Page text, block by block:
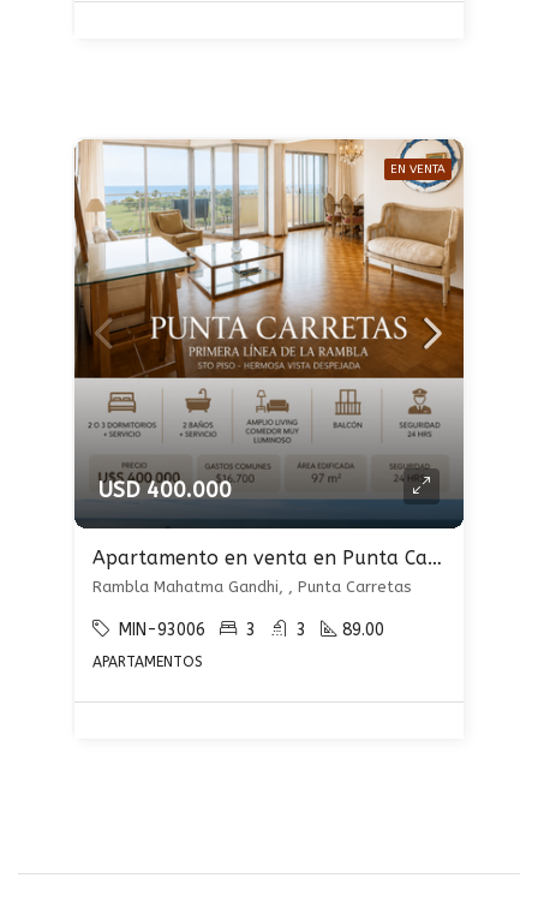
EN VENTA
USD 400.000
Apartamento en venta en Punta Carretas
Rambla Mahatma Gandhi, , Punta Carretas
MIN-93006 3 3 89.00
APARTAMENTOS